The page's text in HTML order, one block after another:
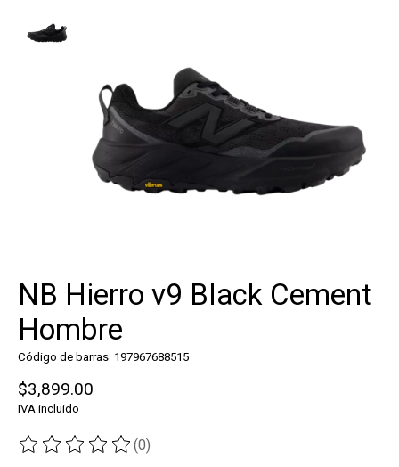
NB Hierro v9 Black Cement
Hombre
Código de barras: 197967688515
$3,899.00
IVA incluido
The rating of this product is
(0)